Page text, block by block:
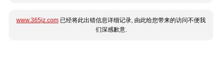
www.365jz.com 已经将此出错信息详细记录, 由此给您带来的访问不便我
们深感歉意.